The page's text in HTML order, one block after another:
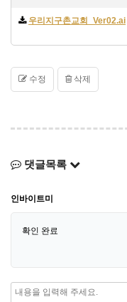
우리지구촌교회_Ver02.ai
수정 삭제
댓글목록
인바이트미
확인 완료